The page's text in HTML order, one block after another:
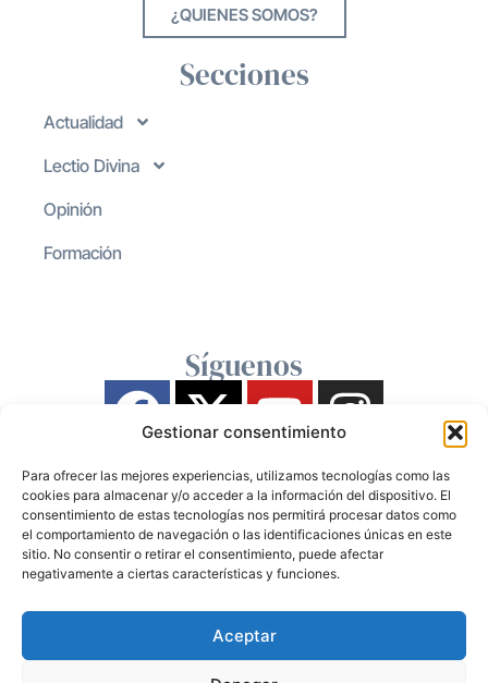
Gestionar consentimiento
Para ofrecer las mejores experiencias, utilizamos tecnologías como las
cookies para almacenar y/o acceder a la información del dispositivo. El
consentimiento de estas tecnologías nos permitirá procesar datos como
el comportamiento de navegación o las identificaciones únicas en este
sitio. No consentir o retirar el consentimiento, puede afectar
negativamente a ciertas características y funciones.
Aceptar
¿QUIENES SOMOS?
Secciones
Actualidad
Lectio Divina
Opinión
Formación
Síguenos